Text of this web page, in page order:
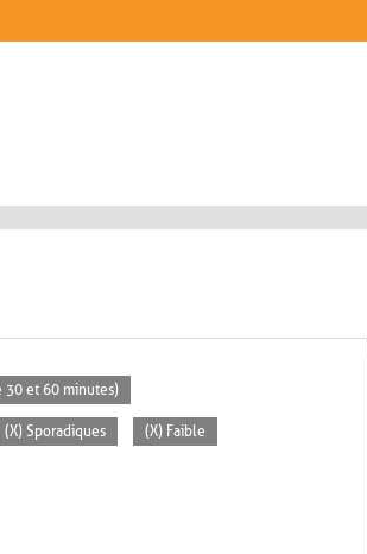
30 et 60 minutes)
(X) Sporadiques (X) Faible